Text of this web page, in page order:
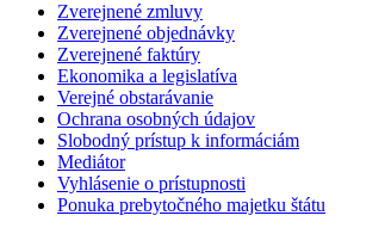
Zverejnené zmluvy
Zverejnené objednávky
Zverejnené faktúry
Ekonomika a legislatíva
Verejné obstarávanie
Ochrana osobných údajov
Slobodný prístup k informáciám
Mediátor
Vyhlásenie o prístupnosti
Ponuka prebytočného majetku štátu